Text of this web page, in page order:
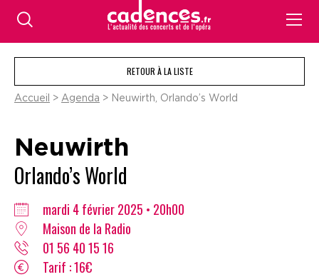
RETOUR À LA LISTE
Accueil > Agenda > Neuwirth, Orlando’s World
Neuwirth
Orlando’s World
mardi 4 février 2025 • 20h00
Maison de la Radio
01 56 40 15 16
Tarif : 16€